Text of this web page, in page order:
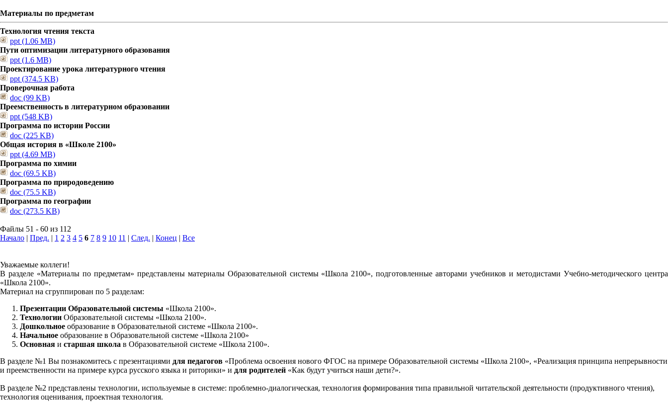
Материалы по предметам
Технология чтения текста
ppt (1.06 MB)
Пути оптимизации литературного образования
ppt (1.6 MB)
Проектирование урока литературного чтения
ppt (374.5 KB)
Проверочная работа
doc (99 KB)
Преемственность в литературном образовании
ppt (548 KB)
Программа по истории России
doc (225 KB)
Общая история в «Школе 2100»
ppt (4.69 MB)
Программа по химии
doc (69.5 KB)
Программа по природоведению
doc (75.5 KB)
Программа по географии
doc (273.5 KB)
Файлы 51 - 60 из 112
Начало | Пред. | 1 2 3 4 5 6 7 8 9 10 11 | След. | Конец | Все
Уважаемые коллеги!
В разделе «Материалы по предметам» представлены материалы Образовательной системы «Школа 2100», подготовленные авторами учебников и методистами Учебно-методического центра
«Школа 2100».
Материал на сгруппирован по 5 разделам:
Презентации Образовательной системы «Школа 2100».
Технологии Образовательной системы «Школа 2100».
Дошкольное образование в Образовательной системе «Школа 2100».
Начальное образование в Образовательной системе «Школа 2100»
Основная и старшая школа в Образовательной системе «Школа 2100».
В разделе №1 Вы познакомитесь с презентациями для педагогов «Проблема освоения нового ФГОС на примере Образовательной системы «Школа 2100», «Реализация принципа непрерывности
и преемственности на примере курса русского языка и риторики» и для родителей «Как будут учиться наши дети?».
В разделе №2 представлены технологии, используемые в системе: проблемно-диалогическая, технология формирования типа правильной читательской деятельности (продуктивного чтения),
технология оценивания, проектная технология.